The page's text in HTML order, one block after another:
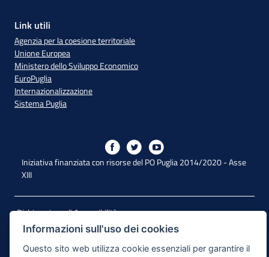
Link utili
Agenzia per la coesione territoriale
Unione Europea
Ministero dello Sviluppo Economico
EuroPuglia
Internazionalizzazione
Sistema Puglia
Iniziativa finanziata con risorse del PO Puglia 2014/2020 - Asse
XIII
Dichiarazione di Accessibilità
Note Legali
Informazioni sull'uso dei cookies
Questo sito web utilizza cookie essenziali per garantire il